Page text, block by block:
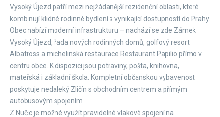
Vysoký Újezd patří mezi nejžádanější rezidenční oblasti, které
kombinují klidné rodinné bydlení s vynikající dostupností do Prahy.
Obec nabízí moderní infrastrukturu – nachází se zde Zámek
Vysoký Újezd, řada nových rodinných domů, golfový resort
Albatross a michelinská restaurace Restaurant Papilio přímo v
centru obce. K dispozici jsou potraviny, pošta, knihovna,
mateřská i základní škola. Kompletní občanskou vybavenost
poskytuje nedaleký Zličín s obchodním centrem a přímým
autobusovým spojením.
Z Nučic je možné využít pravidelné vlakové spojení na